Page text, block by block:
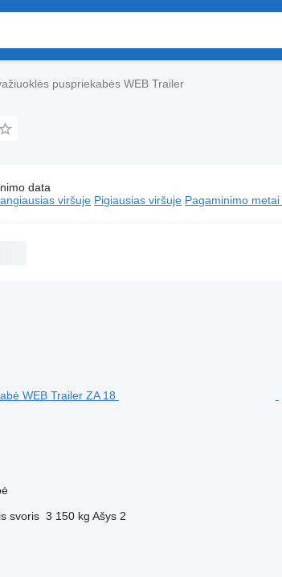
puspriekabės WEB Trailer
puspriekabės WEB Trailer
data
viršuje Pigiausias viršuje Pagaminimo
svoris 3 150 kg Ašys 2